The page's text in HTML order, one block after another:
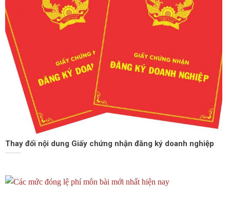
Thay đổi nội dung Giấy chứng nhận đăng ký doanh nghiệp